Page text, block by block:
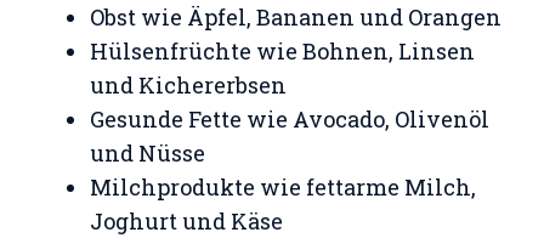
Obst wie Äpfel, Bananen und Orangen
Hülsenfrüchte wie Bohnen, Linsen
und Kichererbsen
Gesunde Fette wie Avocado, Olivenöl
und Nüsse
Milchprodukte wie fettarme Milch,
Joghurt und Käse